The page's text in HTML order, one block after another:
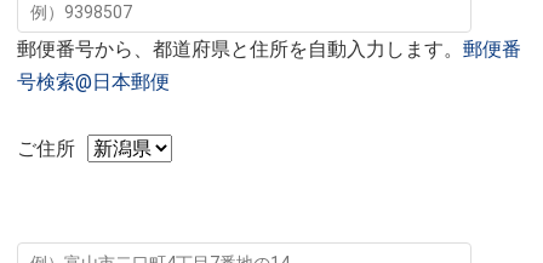
郵便番号から、都道府県と住所を自動入力します。 郵便番
号検索@日本郵便
ご住所